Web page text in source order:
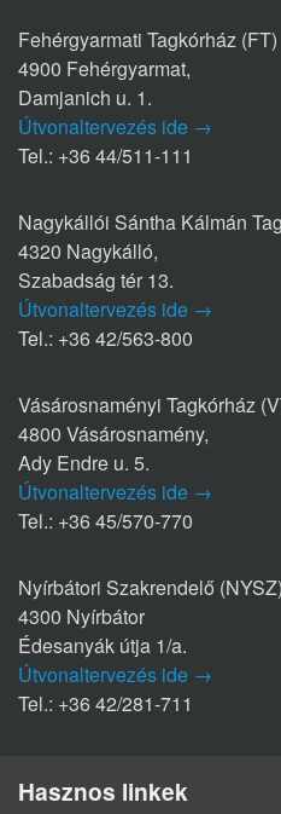
Fehérgyarmati Tagkórház (FT)
4900 Fehérgyarmat,
Damjanich u. 1.
Útvonaltervezés ide →
Tel.: +36 44/511-111
Nagykállói Sántha Kálmán
4320 Nagykálló,
Szabadság tér 13.
Útvonaltervezés ide →
Tel.: +36 42/563-800
Vásárosnaményi Tagkórház
4800 Vásárosnamény,
Ady Endre u. 5.
Útvonaltervezés ide →
Tel.: +36 45/570-770
Nyírbátori Szakrendelő (NYSZ)
4300 Nyírbátor
Édesanyák útja 1/a.
Útvonaltervezés ide →
Tel.: +36 42/281-711
Hasznos linkek